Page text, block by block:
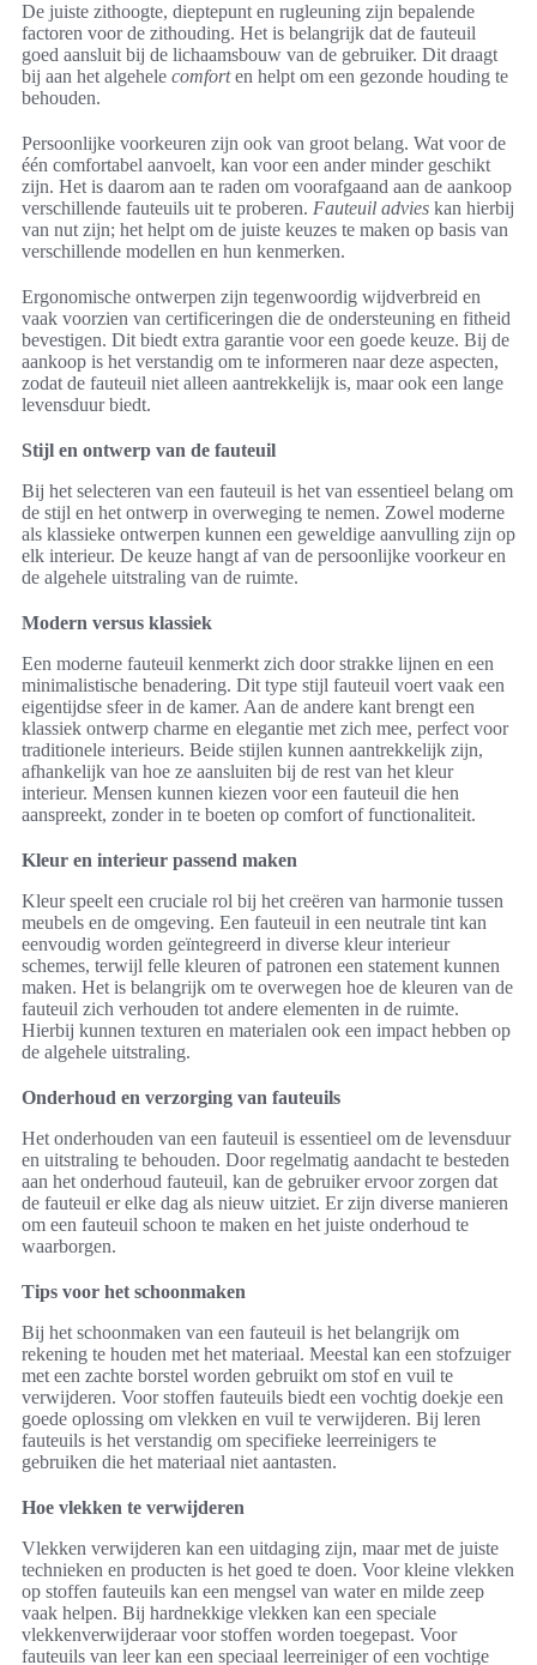
De juiste zithoogte, dieptepunt en rugleuning zijn bepalende
factoren voor de zithouding. Het is belangrijk dat de fauteuil
goed aansluit bij de lichaamsbouw van de gebruiker. Dit draagt
bij aan het algehele comforten helpt om een gezonde houding te
behouden.
Persoonlijke voorkeuren zijn ook van groot belang. Wat voor de
één comfortabel aanvoelt, kan voor een ander minder geschikt
zijn. Het is daarom aan te raden om voorafgaand aan de aankoop
verschillende fauteuils uit te proberen. Fauteuil advies kan hierbij
van nut zijn; het helpt om de juiste keuzes te maken op basis van
verschillende modellen en hun kenmerken.
Ergonomische ontwerpen zijn tegenwoordig wijdverbreid en
vaak voorzien van certificeringen die de ondersteuning en fitheid
bevestigen. Dit biedt extra garantie voor een goede keuze. Bij de
aankoop is het verstandig om te informeren naar deze aspecten,
zodat de fauteuil niet alleen aantrekkelijk is, maar ook een lange
levensduur biedt.
Stijl en ontwerp van de fauteuil
Bij het selecteren van een fauteuil is het van essentieel belang om
de stijl en het ontwerp in overweging te nemen. Zowel moderne
als klassieke ontwerpen kunnen een geweldige aanvulling zijn op
elk interieur. De keuze hangt af van de persoonlijke voorkeur en
de algehele uitstraling van de ruimte.
Modern versus klassiek
Een moderne fauteuil kenmerkt zich door strakke lijnen en een
minimalistische benadering. Dit type stijl fauteuil voert vaak een
eigentijdse sfeer in de kamer. Aan de andere kant brengt een
klassiek ontwerp charme en elegantie met zich mee, perfect voor
traditionele interieurs. Beide stijlen kunnen aantrekkelijk zijn,
afhankelijk van hoe ze aansluiten bij de rest van het kleur
interieur. Mensen kunnen kiezen voor een fauteuil die hen
aanspreekt, zonder in te boeten op comfort of functionaliteit.
Kleur en interieur passend maken
Kleur speelt een cruciale rol bij het creëren van harmonie tussen
meubels en de omgeving. Een fauteuil in een neutrale tint kan
eenvoudig worden geïntegreerd in diverse kleur interieur
schemes, terwijl felle kleuren of patronen een statement kunnen
maken. Het is belangrijk om te overwegen hoe de kleuren van de
fauteuil zich verhouden tot andere elementen in de ruimte.
Hierbij kunnen texturen en materialen ook een impact hebben op
de algehele uitstraling.
Onderhoud en verzorging van fauteuils
Het onderhouden van een fauteuil is essentieel om de levensduur
en uitstraling te behouden. Door regelmatig aandacht te besteden
aan het onderhoud fauteuil, kan de gebruiker ervoor zorgen dat
de fauteuil er elke dag als nieuw uitziet. Er zijn diverse manieren
om een fauteuil schoon te maken en het juiste onderhoud te
waarborgen.
Tips voor het schoonmaken
Bij het schoonmaken van een fauteuil is het belangrijk om
rekening te houden met het materiaal. Meestal kan een stofzuiger
met een zachte borstel worden gebruikt om stof en vuil te
verwijderen. Voor stoffen fauteuils biedt een vochtig doekje een
goede oplossing om vlekken en vuil te verwijderen. Bij leren
fauteuils is het verstandig om specifieke leerreinigers te
gebruiken die het materiaal niet aantasten.
Hoe vlekken te verwijderen
Vlekken verwijderen kan een uitdaging zijn, maar met de juiste
technieken en producten is het goed te doen. Voor kleine vlekken
op stoffen fauteuils kan een mengsel van water en milde zeep
vaak helpen. Bij hardnekkige vlekken kan een speciale
vlekkenverwijderaar voor stoffen worden toegepast. Voor
fauteuils van leer kan een speciaal leerreiniger of een vochtige